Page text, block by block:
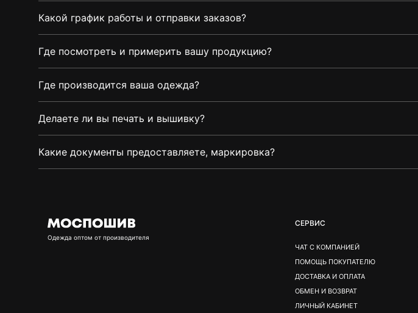
Какой график работы и отправки заказов?
Где посмотреть и примерить вашу продукцию?
Где производится ваша одежда?
Делаете ли вы печать и вышивку?
Какие документы предоставляете, маркировка?
Oдежда оптом от производителя
СЕРВИС
ЧАТ С КОМПАНИЕЙ
ПОМОЩЬ ПОКУПАТЕЛЮ
ДОСТАВКА И ОПЛАТА
ОБМЕН И ВОЗВРАТ
ЛИЧНЫЙ КАБИНЕТ